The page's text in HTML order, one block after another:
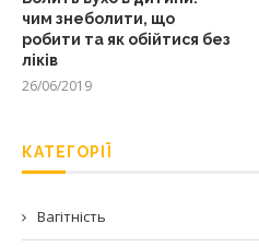
чим знеболити, що
робити та як обійтися без
ліків
26/06/2019
КАТЕГОРІЇ
Вагітність